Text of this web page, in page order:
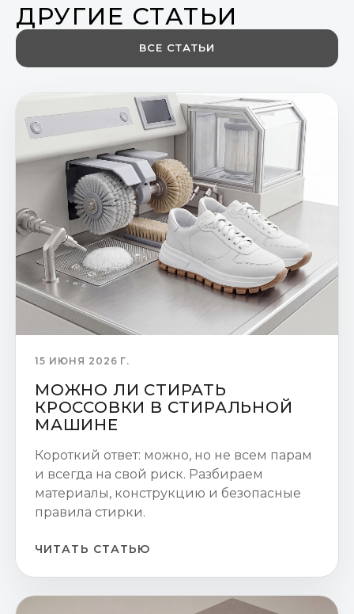
ДРУГИЕ СТАТЬИ
ВСЕ СТАТЬИ
15 ИЮНЯ 2026 Г.
МОЖНО ЛИ СТИРАТЬ
КРОССОВКИ В СТИРАЛЬНОЙ
МАШИНЕ
Короткий ответ: можно, но не всем парам
и всегда на свой риск. Разбираем
материалы, конструкцию и безопасные
правила стирки.
ЧИТАТЬ СТАТЬЮ